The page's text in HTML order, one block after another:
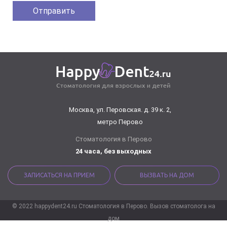
Москва, ул. Перовская. д. 39 к. 2,
метро Перово
Стоматология в Перово
24 часа, без выходных
ЗАПИСАТЬСЯ НА ПРИЕМ ВЫЗВАТЬ НА ДОМ
© 2022 happydent24.ru Стоматология в Перово. Вызов стоматолога на
дом